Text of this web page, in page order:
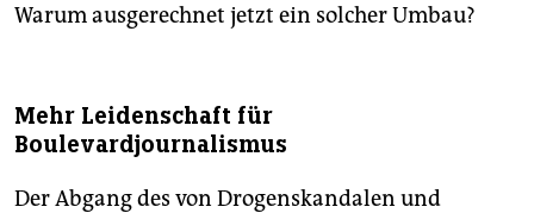
Warum ausgerechnet jetzt ein solcher Umbau?
Mehr Leidenschaft für
Boulevardjournalismus
Der Abgang des von Drogenskandalen und